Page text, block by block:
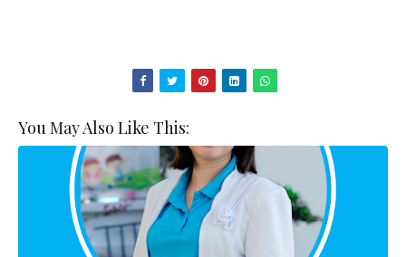
You May Also Like This: